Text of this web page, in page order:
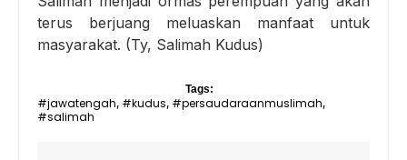
terus berjuang meluaskan manfaat untuk
masyarakat. (Ty, Salimah Kudus)
Tags:
#jawatengah, #kudus, #persaudaraanmuslimah,
#salimah